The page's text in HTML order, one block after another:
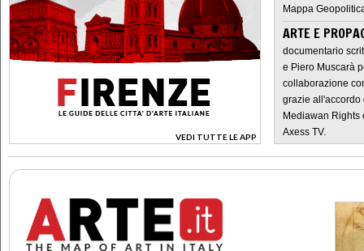
VEDI TUTTE LE APP
>
Mappa
ARTE E
documentario
e Piero Muscarà
collaborazione
grazie all'accordo
Mediawan
Axess TV.